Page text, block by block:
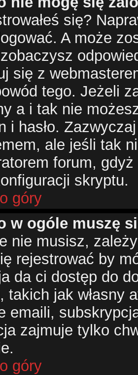
się?
A może
zobaczysz
się z
tego. Jeżeli
a i tak nie
i hasło.
ale jeśli tak
forum,
skryptu.
góry
w ogóle muszę
nie musisz,
rejestrować by
da ci dostęp do
takich jak własny
emaili,
zajmuje tylko
góry